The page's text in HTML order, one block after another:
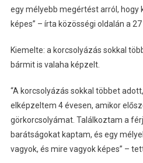
egy mélyebb megértést arról, hogy
képes” – írta közösségi oldalán a
Kiemelte: a korcsolyázás sokkal
bármit is valaha képzelt.
“A korcsolyázás sokkal többet
elképzeltem 4 évesen, amikor
görkorcsolyámat. Találkoztam a
barátságokat kaptam, és egy
vagyok, és mire vagyok képes” –